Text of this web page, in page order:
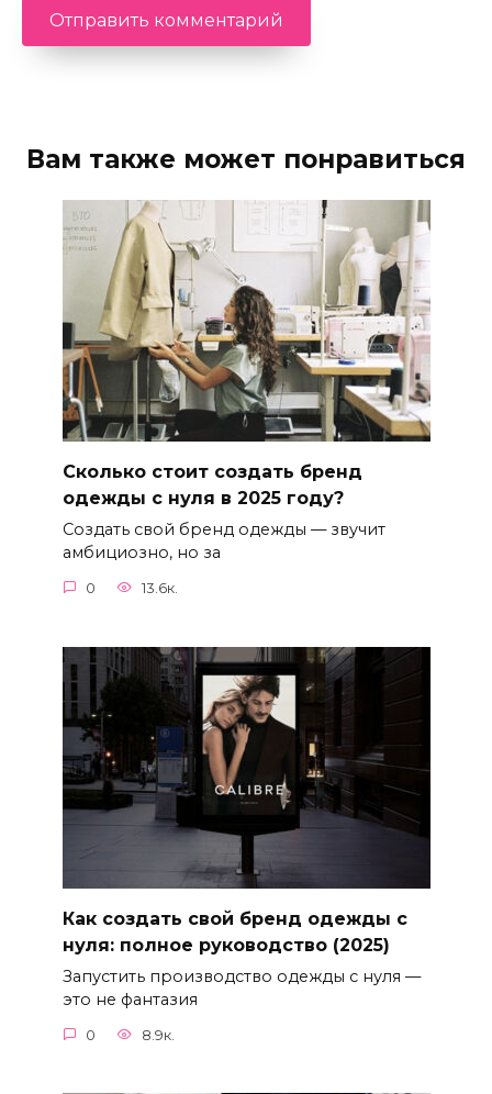
Вам также может понравиться
Сколько стоит создать бренд
одежды с нуля в 2025 году?
Создать свой бренд одежды — звучит
амбициозно, но за
0 13.6к.
Как создать свой бренд одежды с
нуля: полное руководство (2025)
Запустить производство одежды с нуля —
это не фантазия
0 8.9к.